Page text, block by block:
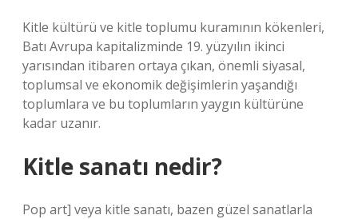
Kitle kültürü ve kitle toplumu kuramının kökenleri,
Batı Avrupa kapitalizminde 19. yüzyılın ikinci
yarısından itibaren ortaya çıkan, önemli siyasal,
toplumsal ve ekonomik değişimlerin yaşandığı
toplumlara ve bu toplumların yaygın kültürüne
kadar uzanır.
Kitle sanatı nedir?
Pop art] veya kitle sanatı, bazen güzel sanatlarla